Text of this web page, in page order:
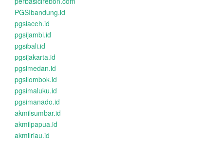
PGSIbandung.id
pgsiaceh.id
pgsijambi.id
pgsibali.id
pgsijakarta.id
pgsimedan.id
pgsilombok.id
pgsimaluku.id
pgsimanado.id
akmilsumbar.id
akmilpapua.id
akmilriau.id